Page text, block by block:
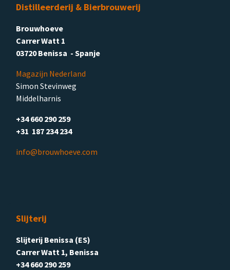
Distilleerderij & Bierbrouwerij
Brouwhoeve
Carrer Watt 1
03720 Benissa - Spanje
Magazijn Nederland
Simon Stevinweg
Middelharnis
+34 660 290 259
+31 187 234 234
info@brouwhoeve.com
Slijterij
Slijterij Benissa (ES)
Carrer Watt 1, Benissa
+34 660 290 259